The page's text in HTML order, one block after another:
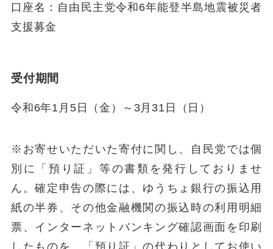
口座名：自由民主党令和6年能登半島地震被災者
支援募金
受付期間
令和6年1月5日（金）～3月31日（日）
※お寄せいただいた寄付に関し、自民党では個
別に「預り証」等の書類を発行しておりませ
ん。確定申告の際には、ゆうちょ銀行の振込用
紙の半券、その他金融機関の振込時の利用明細
票、インターネットバンキング確認画面を印刷
したものを、「預り証」の代わりとしてお使い